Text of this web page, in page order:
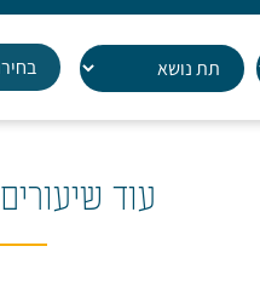
עוד שיעורים